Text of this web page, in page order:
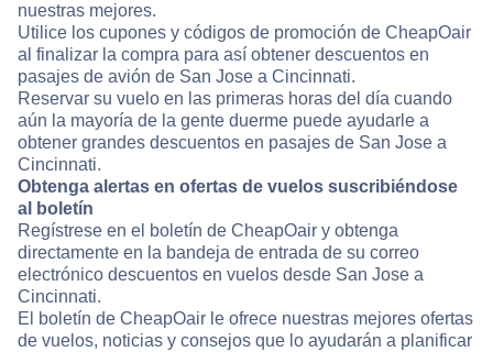
nuestras mejores.
Utilice los cupones y códigos de promoción de CheapOair
al finalizar la compra para así obtener descuentos en
pasajes de avión de San Jose a Cincinnati.
Reservar su vuelo en las primeras horas del día cuando
aún la mayoría de la gente duerme puede ayudarle a
obtener grandes descuentos en pasajes de San Jose a
Cincinnati.
Obtenga alertas en ofertas de vuelos suscribiéndose
al boletín
Regístrese en el boletín de CheapOair y obtenga
directamente en la bandeja de entrada de su correo
electrónico descuentos en vuelos desde San Jose a
Cincinnati.
El boletín de CheapOair le ofrece nuestras mejores ofertas
de vuelos, noticias y consejos que lo ayudarán a planificar